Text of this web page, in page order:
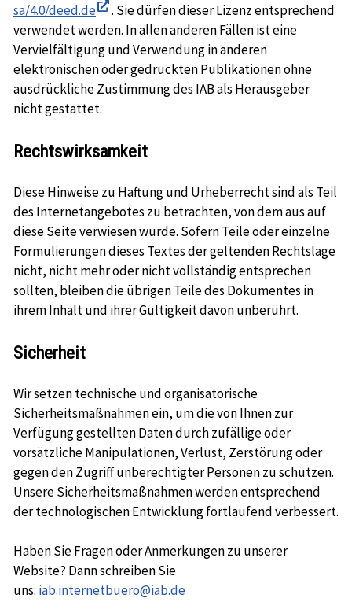
sa/4.0/deed.de
In
neuem
Fenster
öffnen
. Sie dürfen dieser Lizenz entsprechend
verwendet werden. In allen anderen Fällen ist eine
Vervielfältigung und Verwendung in anderen
elektronischen oder gedruckten Publikationen ohne
ausdrückliche Zustimmung des IAB als Herausgeber
nicht gestattet.
Rechtswirksamkeit
Diese Hinweise zu Haftung und Urheberrecht sind als Teil
des Internetangebotes zu betrachten, von dem aus auf
diese Seite verwiesen wurde. Sofern Teile oder einzelne
Formulierungen dieses Textes der geltenden Rechtslage
nicht, nicht mehr oder nicht vollständig entsprechen
sollten, bleiben die übrigen Teile des Dokumentes in
ihrem Inhalt und ihrer Gültigkeit davon unberührt.
Sicherheit
Wir setzen technische und organisatorische
Sicherheitsmaßnahmen ein, um die von Ihnen zur
Verfügung gestellten Daten durch zufällige oder
vorsätzliche Manipulationen, Verlust, Zerstörung oder
gegen den Zugriff unberechtigter Personen zu schützen.
Unsere Sicherheitsmaßnahmen werden entsprechend
der technologischen Entwicklung fortlaufend verbessert.
Haben Sie Fragen oder Anmerkungen zu unserer
Website? Dann schreiben Sie
uns: iab.internetbuero@iab.de